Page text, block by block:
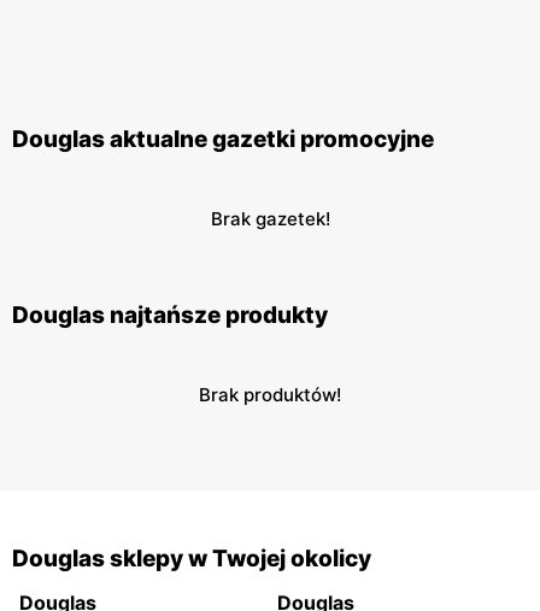
Douglas aktualne gazetki promocyjne
Brak gazetek!
Douglas najtańsze produkty
Brak produktów!
Douglas sklepy w Twojej okolicy
Douglas Douglas